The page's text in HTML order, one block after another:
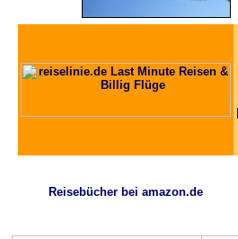
Reisebücher bei amazon.de